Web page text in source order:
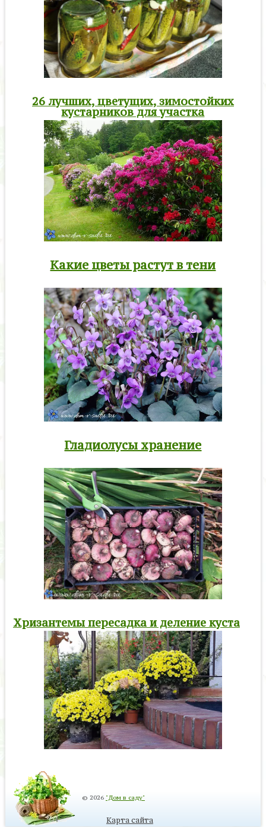
26 лучших, цветущих, зимостойких
кустарников для участка
Какие цветы растут в тени
Гладиолусы хранение
Хризантемы пересадка и деление куста
© 2026 "Дом в саду"
Карта сайта